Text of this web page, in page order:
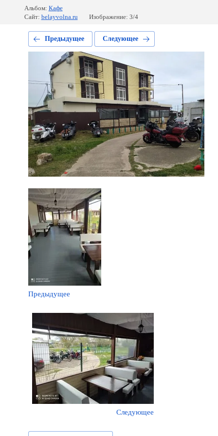
Альбом: Кафе
Сайт: belayvolna.ru Изображение: 3/4
Предыдущее Следующее
Предыдущее
Следующее